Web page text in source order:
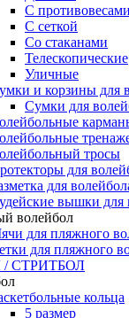
С противовесами
С сеткой
Со стаканами
Телескопические
Уличные
и корзины для
Сумки для
тросы
для
для
вышки для
волейбол
для пляжного
для пляжного
СТРИТБОЛ
кольца
5 размер